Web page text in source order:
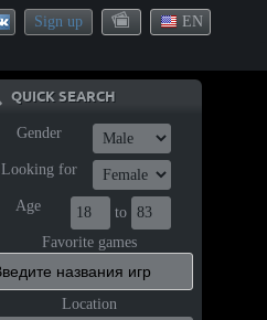
Sign up EN
QUICK SEARCH
Gender
Looking for
Age
to
Favorite games
Location